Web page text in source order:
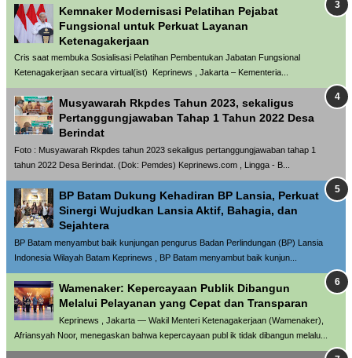
Kemnaker Modernisasi Pelatihan Pejabat
Fungsional untuk Perkuat Layanan
Ketenagakerjaan
Cris saat membuka Sosialisasi Pelatihan Pembentukan Jabatan Fungsional
Ketenagakerjaan secara virtual(ist) Keprinews , Jakarta – Kementeria...
Musyawarah Rkpdes Tahun 2023, sekaligus
Pertanggungjawaban Tahap 1 Tahun 2022 Desa
Berindat
Foto : Musyawarah Rkpdes tahun 2023 sekaligus pertanggungjawaban tahap 1
tahun 2022 Desa Berindat. (Dok: Pemdes) Keprinews.com , Lingga - B...
BP Batam Dukung Kehadiran BP Lansia, Perkuat
Sinergi Wujudkan Lansia Aktif, Bahagia, dan
Sejahtera
BP Batam menyambut baik kunjungan pengurus Badan Perlindungan (BP) Lansia
Indonesia Wilayah Batam Keprinews , BP Batam menyambut baik kunjun...
Wamenaker: Kepercayaan Publik Dibangun
Melalui Pelayanan yang Cepat dan Transparan
Keprinews , Jakarta — Wakil Menteri Ketenagakerjaan (Wamenaker),
Afriansyah Noor, menegaskan bahwa kepercayaan publ ik tidak dibangun melalu...